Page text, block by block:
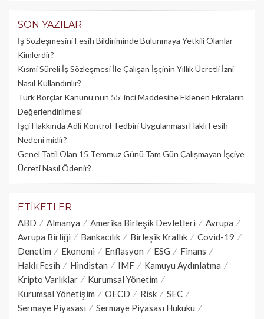
SON YAZILAR
İş Sözleşmesini Fesih Bildiriminde Bulunmaya Yetkili Olanlar
Kimlerdir?
Kısmi Süreli İş Sözleşmesi İle Çalışan İşçinin Yıllık Üc­retli İzni
Nasıl Kullandırılır?
Türk Borçlar Kanunu’nun 55’ inci Maddesine Eklenen Fıkraların
Değerlendirilmesi
İşçi Hakkında Adli Kontrol Tedbiri Uygulanması Haklı Fesih
Nedeni midir?
Genel Tatil Olan 15 Temmuz Günü Tam Gün Çalışmayan İşçiye
Ücreti Nasıl Ödenir?
ETIKETLER
ABD Almanya Amerika Birleşik Devletleri
Avrupa
Avrupa Birliği
Bankacılık Birleşik Krallık
Covid-19
Denetim
Ekonomi Enflasyon ESG
Finans
Haklı Fesih
Hindistan IMF
Kamuyu Aydınlatma
Kripto Varlıklar
Kurumsal Yönetim
Kurumsal Yönetişim
OECD Risk
SEC
Sermaye Piyasası
Sermaye Piyasası Hukuku